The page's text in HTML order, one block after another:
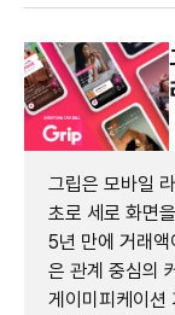
그립은 모바일
초로 세로 화면
5년 만에 거래
은 관계 중심의
게이미피케이션